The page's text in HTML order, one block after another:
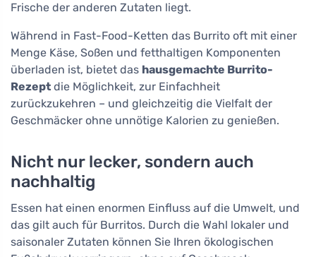
Frische der anderen Zutaten liegt.
Während in Fast-Food-Ketten das Burrito oft mit einer
Menge Käse, Soßen und fetthaltigen Komponenten
überladen ist, bietet das hausgemachte Burrito-
Rezept die Möglichkeit, zur Einfachheit
zurückzukehren – und gleichzeitig die Vielfalt der
Geschmäcker ohne unnötige Kalorien zu genießen.
Nicht nur lecker, sondern auch
nachhaltig
Essen hat einen enormen Einfluss auf die Umwelt, und
das gilt auch für Burritos. Durch die Wahl lokaler und
saisonaler Zutaten können Sie Ihren ökologischen